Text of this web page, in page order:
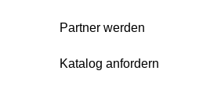
Partner werden
Katalog anfordern